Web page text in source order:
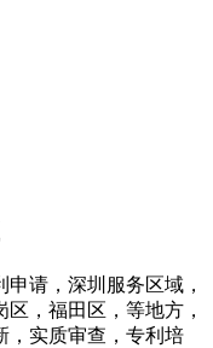
请，深圳服务区域，
，福田区，等地方，
，实质审查，专利培